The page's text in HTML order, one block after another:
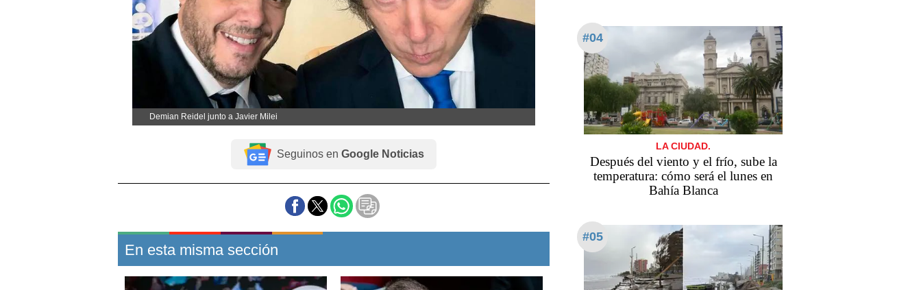
Demian Reidel junto a Javier Milei
Seguinos en Google Noticias
En esta misma sección
#04
LA CIUDAD.
Después del viento y el frío, sube la
temperatura: cómo será el lunes en
Bahía Blanca
#05